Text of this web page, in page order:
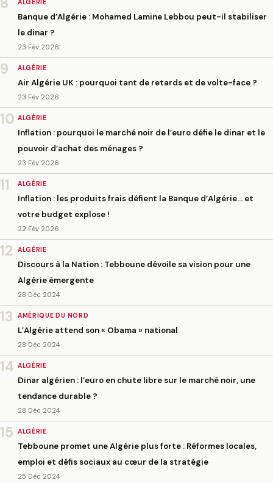
ALGÉRIE
Banque d’Algérie : Mohamed Lamine Lebbou peut-il stabiliser
le dinar ?
23 Fév 2026
9 ALGÉRIE
Air Algérie UK : pourquoi tant de retards et de volte-face ?
23 Fév 2026
10 ALGÉRIE
Inflation : pourquoi le marché noir de l’euro défie le dinar et le
pouvoir d’achat des ménages ?
23 Fév 2026
11 ALGÉRIE
Inflation : les produits frais défient la Banque d’Algérie… et
votre budget explose !
22 Fév 2026
12 ALGÉRIE
Discours à la Nation : Tebboune dévoile sa vision pour une
Algérie émergente
28 Déc 2024
13 AMÉRIQUE DU NORD
L’Algérie attend son « Obama » national
28 Déc 2024
14 ALGÉRIE
Dinar algérien : l’euro en chute libre sur le marché noir, une
tendance durable ?
28 Déc 2024
15 ALGÉRIE
Tebboune promet une Algérie plus forte : Réformes locales,
emploi et défis sociaux au cœur de la stratégie
25 Déc 2024